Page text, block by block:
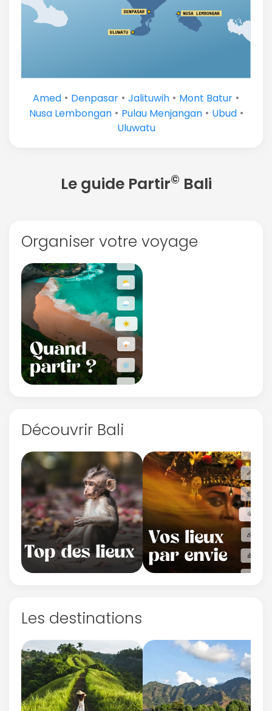
Amed • Denpasar • Jalituwih • Mont Batur •
Nusa Lembongan• Pulau Menjangan• Ubud•
Uluwatu
Le guide Partir© Bali
Organiser votre voyage
Découvrir Bali
Les destinations